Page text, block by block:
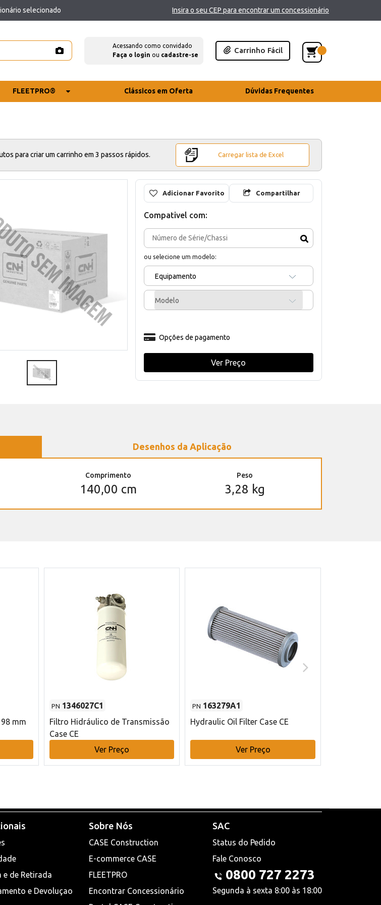
selecionado Insira o seu CEP para encontrar um concessionário
Acessando como convidado
Faça o login ou cadastre-se
Carrinho Fácil
FLEETPRO® Clássicos em Oferta Dúvidas Frequentes
para criar um carrinho em 3 passos rápidos. Carregar lista de Excel
Adicionar Favorito Compartilhar
Compativel com:
ou selecione um modelo:
Equipamento
Modelo
Opções de pagamento
Ver Preço
Desenhos da Aplicação
Comprimento
140,00 cm
Peso
3,28 kg
mm
PN 1346027C1
Filtro Hidráulico de Transmissão
Case CE
Ver Preço
PN 163279A1
Hydraulic Oil Filter Case CE
Ver Preço
e de Retirada
e Devoluçao
Sobre Nós
CASE Construction
E-commerce CASE
FLEETPRO
Encontrar Concessionário
SAC
Status do Pedido
Fale Conosco
0800 727 2273
Segunda à sexta 8:00 às 18:00